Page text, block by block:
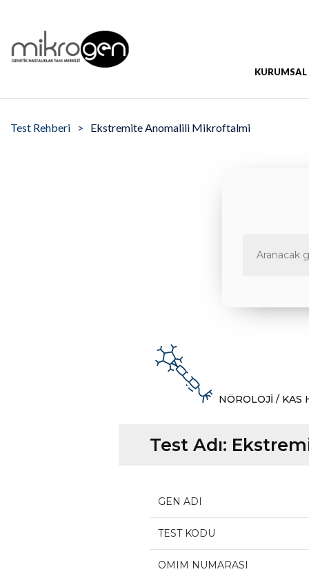
KURUMSAL
Test Rehberi Ekstremite Anomalili Mikroftalmi
NÖROLOJİ / KAS
Test Adı:
GEN ADI
TEST KODU
OMIM NUMARASI